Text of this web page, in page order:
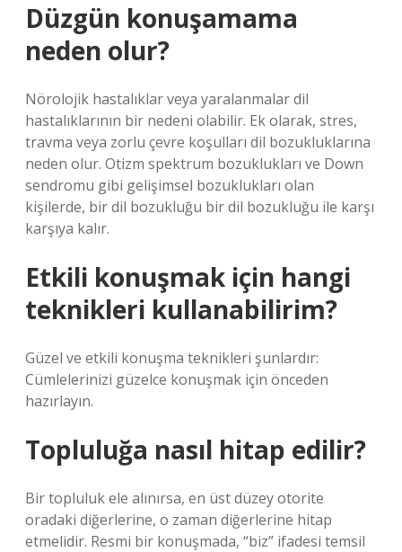
Düzgün konuşamama
neden olur?
Nörolojik hastalıklar veya yaralanmalar dil
hastalıklarının bir nedeni olabilir. Ek olarak, stres,
travma veya zorlu çevre koşulları dil bozukluklarına
neden olur. Otizm spektrum bozuklukları ve Down
sendromu gibi gelişimsel bozuklukları olan
kişilerde, bir dil bozukluğu bir dil bozukluğu ile karşı
karşıya kalır.
Etkili konuşmak için hangi
teknikleri kullanabilirim?
Güzel ve etkili konuşma teknikleri şunlardır:
Cümlelerinizi güzelce konuşmak için önceden
hazırlayın.
Topluluğa nasıl hitap edilir?
Bir topluluk ele alınırsa, en üst düzey otorite
oradaki diğerlerine, o zaman diğerlerine hitap
etmelidir. Resmi bir konuşmada, “biz” ifadesi temsil